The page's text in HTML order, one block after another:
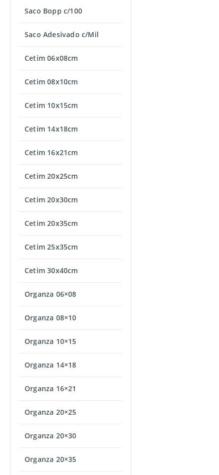
Saco Bopp c/100
Saco Adesivado c/Mil
Cetim 06x08cm
Cetim 08x10cm
Cetim 10x15cm
Cetim 14x18cm
Cetim 16x21cm
Cetim 20x25cm
Cetim 20x30cm
Cetim 20x35cm
Cetim 25x35cm
Cetim 30x40cm
Organza 06×08
Organza 08×10
Organza 10×15
Organza 14×18
Organza 16×21
Organza 20×25
Organza 20×30
Organza 20×35